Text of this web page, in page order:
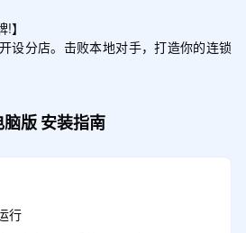
】
设分店。击败本地对手，打造你的连锁
脑版 安装指南
行